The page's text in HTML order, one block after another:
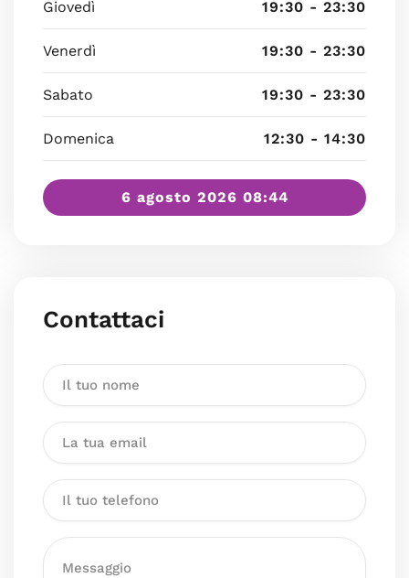
Giovedì 19:30 - 23:30
Venerdì 19:30 - 23:30
Sabato 19:30 - 23:30
Domenica 12:30 - 14:30
6 agosto 2026 08:44
Contattaci